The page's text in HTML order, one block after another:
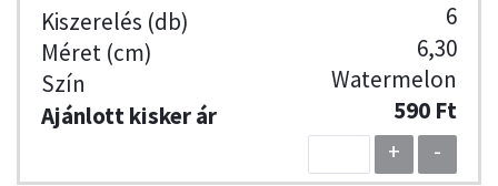
6
6,30
Watermelon
590 Ft
+
-